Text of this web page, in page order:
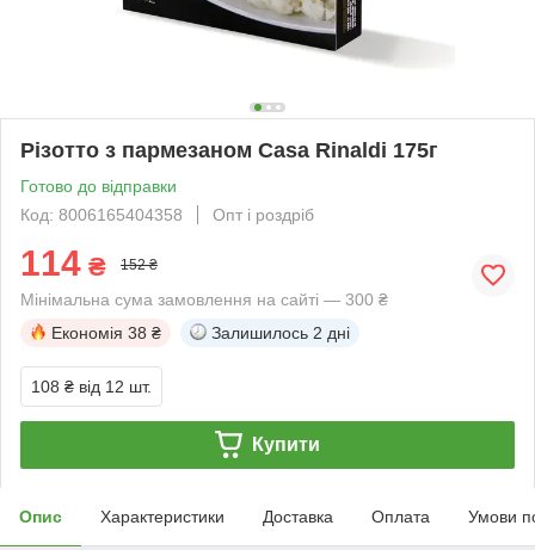
Різотто з пармезаном Casa Rinaldi 175г
Готово до відправки
Код: 8006165404358
Опт і роздріб
114 ₴ 152 ₴
Мінімальна сума замовлення на сайті — 300 ₴
Економія 38 ₴ Залишилось 2 дні
108 ₴ від 12 шт.
Купити
Опис Характеристики Доставка Оплата Умови